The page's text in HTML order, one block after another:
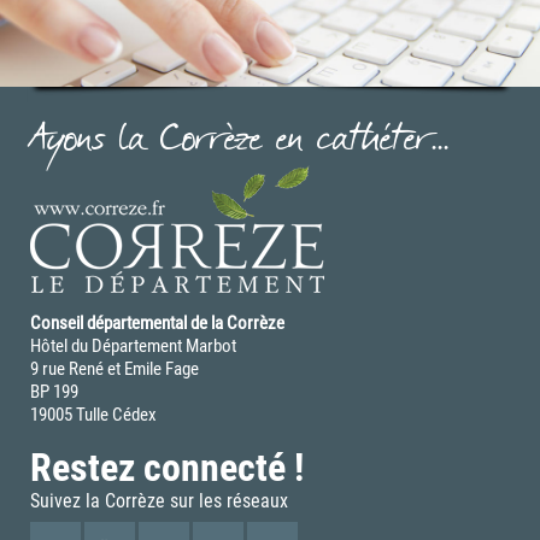
Ayons la Corrèze en cathéter...
Conseil départemental de la Corrèze
Hôtel du Département Marbot
9 rue René et Emile Fage
BP 199
19005 Tulle Cédex
Restez connecté !
Suivez la Corrèze sur les réseaux